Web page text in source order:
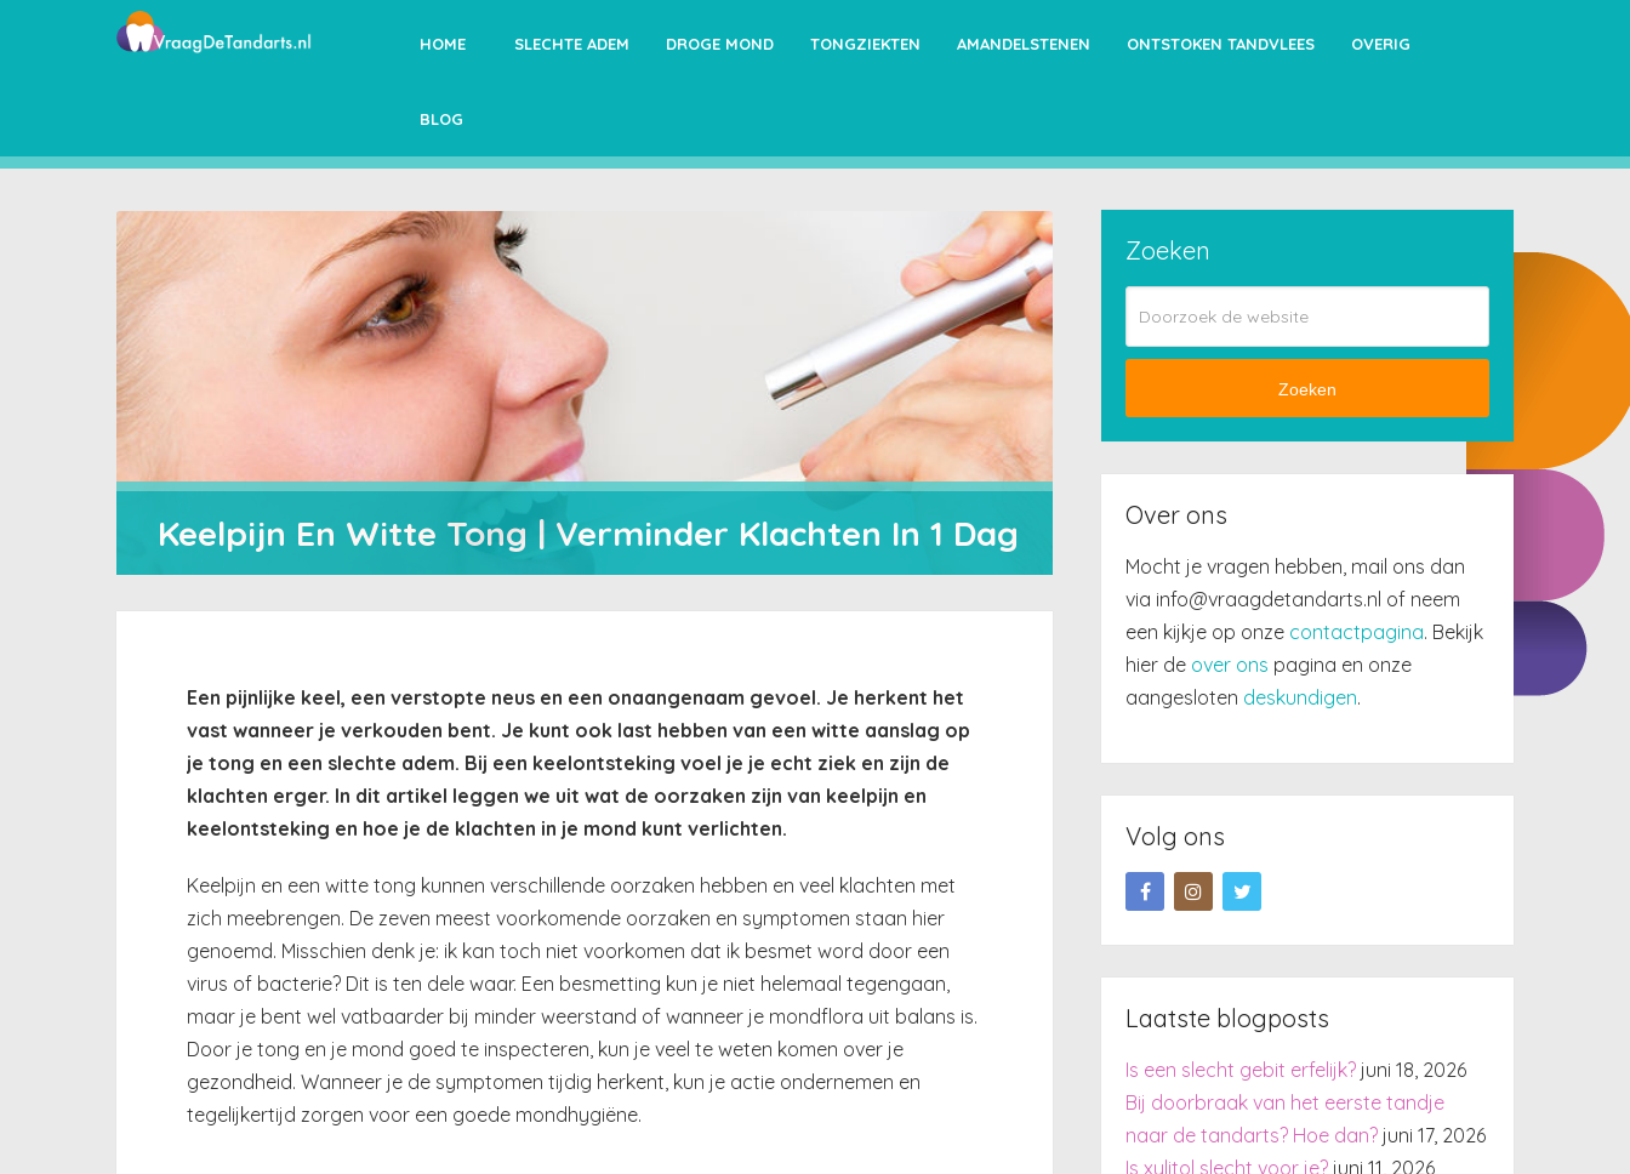
HOME SLECHTE ADEM DROGE MOND TONGZIEKTEN AMANDELSTENEN ONTSTOKEN TANDVLEES OVERIG
BLOG
Keelpijn En Witte Tong | Verminder Klachten In 1 Dag
Een pijnlijke keel, een verstopte neus en een onaangenaam gevoel. Je herkent het
vast wanneer je verkouden bent. Je kunt ook last hebben van een witte aanslag op
je tong en een slechte adem. Bij een keelontsteking voel je je echt ziek en zijn de
klachten erger. In dit artikel leggen we uit wat de oorzaken zijn van keelpijn en
keelontsteking en hoe je de klachten in je mond kunt verlichten.
Keelpijn en een witte tong kunnen verschillende oorzaken hebben en veel klachten met
zich meebrengen. De zeven meest voorkomende oorzaken en symptomen staan hier
genoemd. Misschien denk je: ik kan toch niet voorkomen dat ik besmet word door een
virus of bacterie? Dit is ten dele waar. Een besmetting kun je niet helemaal tegengaan,
maar je bent wel vatbaarder bij minder weerstand of wanneer je mondflora uit balans is.
Door je tong en je mond goed te inspecteren, kun je veel te weten komen over je
gezondheid. Wanneer je de symptomen tijdig herkent, kun je actie ondernemen en
tegelijkertijd zorgen voor een goede mondhygiëne.
Zoeken
Zoeken
Over ons
Mocht je vragen hebben, mail ons dan
via info@vraagdetandarts.nl of neem
een kijkje op onze contactpagina. Bekijk
hier de over ons pagina en onze
aangesloten deskundigen.
Volg ons
Laatste blogposts
Is een slecht gebit erfelijk? juni 18, 2026
Bij doorbraak van het eerste tandje
naar de tandarts? Hoe dan? juni 17, 2026
Is xylitol slecht voor je? juni 11, 2026